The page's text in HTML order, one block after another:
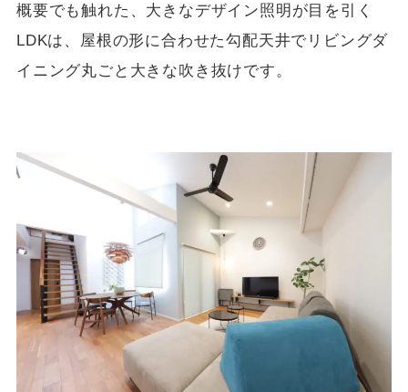
概要でも触れた、大きなデザイン照明が目を引く
LDKは、屋根の形に合わせた勾配天井でリビングダ
イニング丸ごと大きな吹き抜けです。